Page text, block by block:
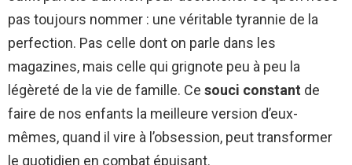
pas toujours nommer : une véritable tyrannie de la
perfection. Pas celle dont on parle dans les
magazines, mais celle qui grignote peu à peu la
légèreté de la vie de famille. Ce souci constant de
faire de nos enfants la meilleure version d’eux-
mêmes, quand il vire à l’obsession, peut transformer
le quotidien en combat épuisant.